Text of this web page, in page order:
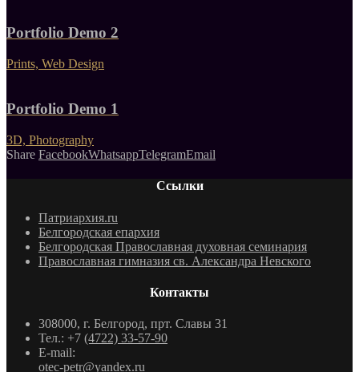
Portfolio Demo 2
Prints, Web Design
Portfolio Demo 1
3D, Photography
Share FacebookWhatsappTelegramEmail
Ссылки
Патриархия.ru
Белгородская епархия
Белгородская Православная духовная семинария
Православная гимназия св. Александра Невского
Контакты
308000, г. Белгород, прт. Славы 31
Тел.: +7 (4722) 33-57-90
E-mail:
otec-petr@yandex.ru